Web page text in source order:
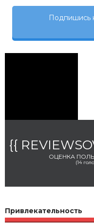
{{
ОЦЕНКА
(14
Привлекательность